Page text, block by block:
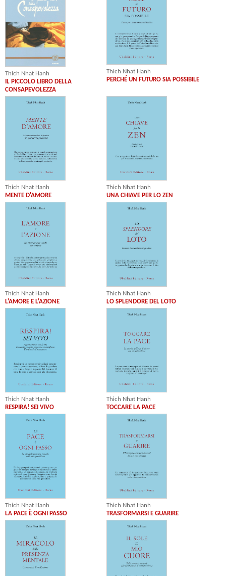
Thich Nhat Hanh
IL PICCOLO LIBRO DELLA
CONSAPEVOLEZZA
Thich Nhat Hanh
PERCHÉ UN FUTURO SIA POSSIBILE
Thich Nhat Hanh
MENTE D'AMORE
Thich Nhat Hanh
UNA CHIAVE PER LO ZEN
Thich Nhat Hanh
L'AMORE E L'AZIONE
Thich Nhat Hanh
LO SPLENDORE DEL LOTO
Thich Nhat Hanh
RESPIRA! SEI VIVO
Thich Nhat Hanh
TOCCARE LA PACE
Thich Nhat Hanh
LA PACE È OGNI PASSO
Thich Nhat Hanh
TRASFORMARSI E GUARIRE